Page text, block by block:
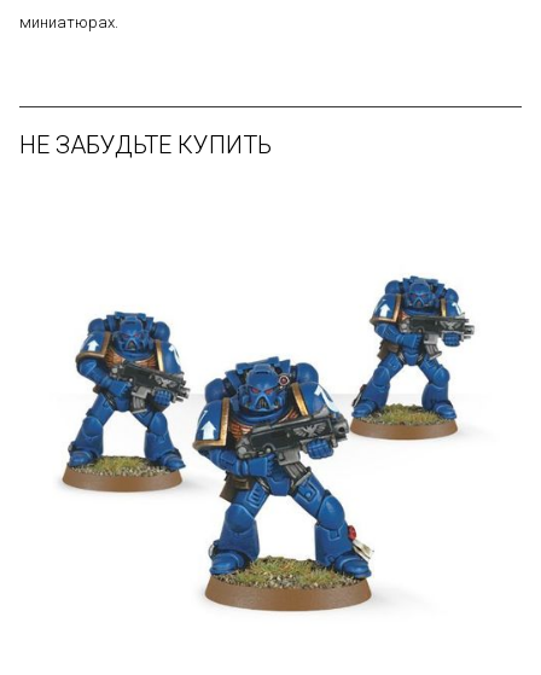
миниатюрах.
НЕ ЗАБУДЬТЕ КУПИТЬ